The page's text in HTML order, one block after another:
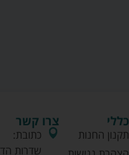
כללי
תקנון החנות
צרו קשר
כתובת:
שדרות